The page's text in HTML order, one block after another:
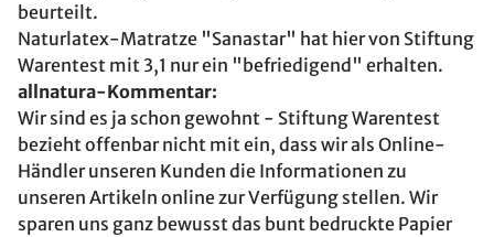
beurteilt.
Naturlatex-Matratze "Sanastar" hat hier von Stiftung
Warentest mit 3,1 nur ein "befriedigend" erhalten.
allnatura-Kommentar:
Wir sind es ja schon gewohnt - Stiftung Warentest
bezieht offenbar nicht mit ein, dass wir als Online-
Händler unseren Kunden die Informationen zu
unseren Artikeln online zur Verfügung stellen. Wir
sparen uns ganz bewusst das bunt bedruckte Papier